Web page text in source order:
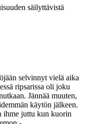
säilyttävistä
selvinnyt vielä aika
ripsarissa oli joku
Jännää muuten,
käytön jälkeen.
ihme juttu kun kuorin